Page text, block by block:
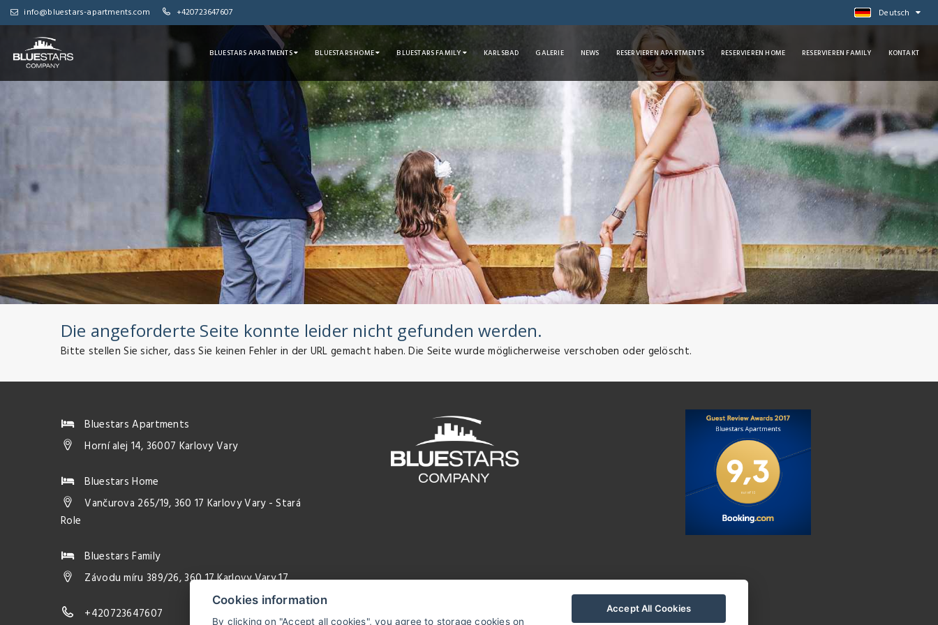
info@bluestars-apartments.com +420723647607 Deutsch
BLUESTARS APARTMENTS BLUESTARS HOME BLUESTARS FAMILY KARLSBAD GALERIE NEWS RESERVIEREN APARTMENTS RESERVIEREN HOME RESERVIEREN FAMILY KONTAKT
Die angeforderte Seite konnte leider nicht gefunden werden.
Bitte stellen Sie sicher, dass Sie keinen Fehler in der URL gemacht haben. Die Seite wurde möglicherweise verschoben oder gelöscht.
Bluestars Apartments
Horní alej 14, 36007 Karlovy Vary
Bluestars Home
Vančurova 265/19, 360 17 Karlovy Vary - Stará
Role
Bluestars Family
Závodu míru 389/26, 360 17 Karlovy Vary 17
+420723647607
Cookies information
By clicking on "Accept all cookies", you agree to storage cookies on
Accept All Cookies